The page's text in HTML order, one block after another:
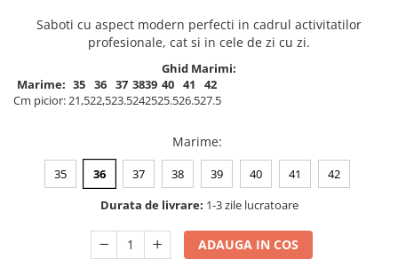
Saboti cu aspect modern perfecti in cadrul activitatilor
profesionale, cat si in cele de zi cu zi.
Ghid Marimi:
Marime: 35 36 37 3839 40 41
42
Cm picior:21,522,523.5242525.526.527.5
Marime:
35 36 37 38 39 40 41
42
Durata de livrare: 1-3 zile lucratoare
ADAUGA IN COS